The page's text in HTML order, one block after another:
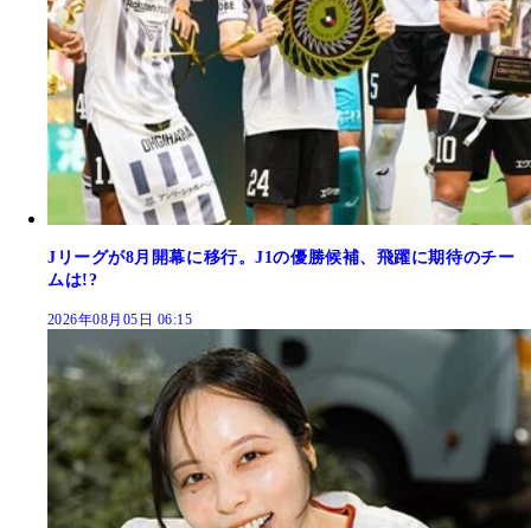
Jリーグが8月開幕に移行。J1の優勝候補、飛躍に期待のチー
ムは!?
2026年08月05日 06:15